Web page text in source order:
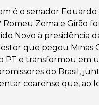
é o senador Eduardo
Romeu Zema e Girão
Novo à presidência
que pegou Minas
PT e transformou em
do Brasil,
cearense que, ao